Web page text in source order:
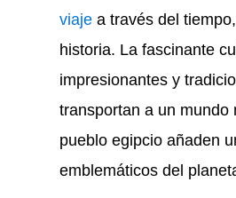
viaje a través del
historia. La fascinante
impresionantes y
transportan a un mundo
pueblo egipcio añaden
emblemáticos del